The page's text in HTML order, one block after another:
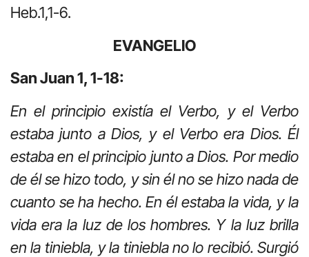
Heb.1,1-6.
EVANGELIO
San Juan 1, 1-18:
En el principio existía el Verbo, y el Verbo
estaba junto a Dios, y el Verbo era Dios. Él
estaba en el principio junto a Dios. Por medio
de él se hizo todo, y sin él no se hizo nada de
cuanto se ha hecho. En él estaba la vida, y la
vida era la luz de los hombres. Y la luz brilla
en la tiniebla, y la tiniebla no lo recibió. Surgió